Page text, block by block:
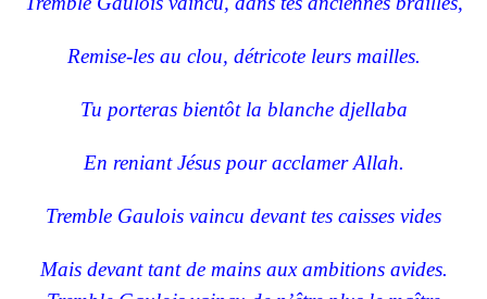
Remise-les au clou, détricote leurs mailles.
Tu porteras bientôt la blanche djellaba
En reniant Jésus pour acclamer Allah.
Tremble Gaulois vaincu devant tes caisses vides
Mais devant tant de mains aux ambitions avides.